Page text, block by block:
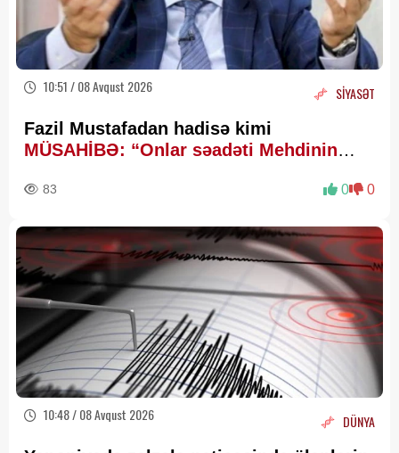
10:51 / 08 Avqust 2026 SİYASƏT
Fazil Mustafadan hadisə kimi
MÜSAHİBƏ: “Onlar səadəti Mehdinin
83 0 0
10:48 / 08 Avqust 2026 DÜNYA